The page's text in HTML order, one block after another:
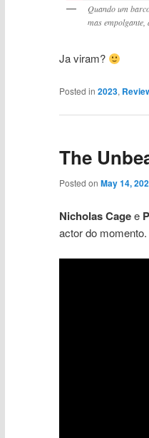
Quando um
mas
Ja viram?
Posted in 2023,
The
Posted on May 14,
Nicholas Cagee
actor do